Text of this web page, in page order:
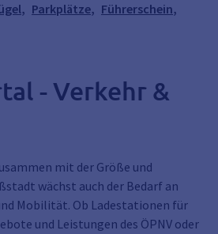
, Parkplätze, Führerschein,
- Verkehr &
mit der Größe und
wächst auch der Bedarf an
Mobilität. Ob Ladestationen für
und Leistungen des ÖPNV oder